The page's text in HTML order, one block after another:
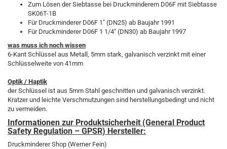
Zum Lösen der Siebtasse bei Druckminderern D06F mit Siebtasse
SK06T-1B
Für Druckminderer D06F 1" (DN25) ab Baujahr 1991
Für Druckminderer D06F 1 1/4" (DN30) ab Baujahr 1997
was muss ich noch wissen
6-Kant Schlüssel aus Metall, 5mm stark, galvanisch verzinkt mit einer
Schlüsselweite von 41mm
Optik / Haptik
der Schlüssel ist aus 5mm Stahl geschnitten und galvanisch verzinkt.
Kratzer und leichte Verschmutzungen sind herstellungsbedingt und nicht
zu vermeiden.
Informationen zur Produktsicherheit (General Product
Safety Regulation – GPSR) Hersteller:
Druckminderer Shop (Werner Fein)